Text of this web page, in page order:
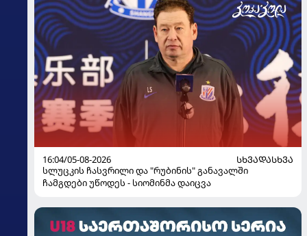
16:04/05-08-2026
ᲡᲮᲕᲐᲓᲐᲡᲮᲕᲐ
სლუცკის ჩასვრილი და "რუბინის" განავალში
ჩამგდები უწოდეს - სიომინმა დაიცვა